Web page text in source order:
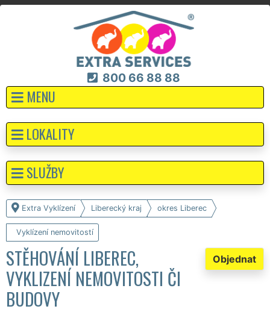
800 66 88 88
MENU
Extra Vyklízení Liberecký kraj okres Liberec
Vyklízení nemovitostí
Objednat
STĚHOVÁNÍ LIBEREC,
VYKLIZENÍ NEMOVITOSTI ČI
BUDOVY
LOKALITY
SLUŽBY